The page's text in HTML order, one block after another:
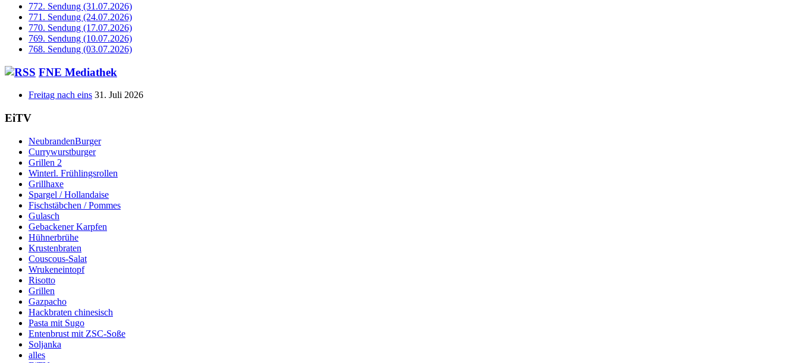
772. Sendung (31.07.2026)
771. Sendung (24.07.2026)
770. Sendung (17.07.2026)
769. Sendung (10.07.2026)
768. Sendung (03.07.2026)
FNE Mediathek
Freitag nach eins 31. Juli 2026
EiTV
NeubrandenBurger
Currywurstburger
Grillen 2
Winterl. Frühlingsrollen
Grillhaxe
Spargel / Hollandaise
Fischstäbchen / Pommes
Gulasch
Gebackener Karpfen
Hühnerbrühe
Krustenbraten
Couscous-Salat
Wrukeneintopf
Risotto
Grillen
Gazpacho
Hackbraten chinesisch
Pasta mit Sugo
Entenbrust mit ZSC-Soße
Soljanka
alles